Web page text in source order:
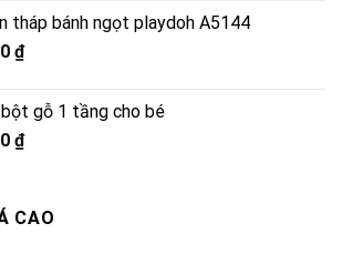
tháp bánh ngọt playdoh A5144
₫
gỗ 1 tầng cho bé
₫
CAO